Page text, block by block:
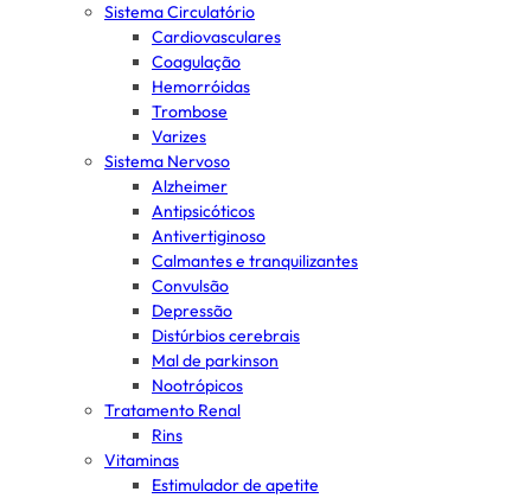
Sistema Circulatório
Cardiovasculares
Coagulação
Hemorróidas
Trombose
Varizes
Sistema Nervoso
Alzheimer
Antipsicóticos
Antivertiginoso
Calmantes e tranquilizantes
Convulsão
Depressão
Distúrbios cerebrais
Mal de parkinson
Nootrópicos
Tratamento Renal
Rins
Vitaminas
Estimulador de apetite